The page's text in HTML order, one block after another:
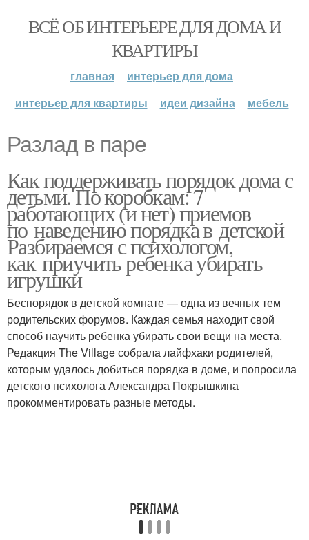
ВСЁ ОБ ИНТЕРЬЕРЕ ДЛЯ ДОМА И
КВАРТИРЫ
главная
интерьер для дома
интерьер для квартиры
идеи дизайна мебель
Разлад в паре
Как поддерживать порядок дома с
детьми. По коробкам: 7
работающих (и нет) приемов
по наведению порядка в детской
Разбираемся с психологом,
как приучить ребенка убирать
игрушки
Беспорядок в детской комнате — одна из вечных тем
родительских форумов. Каждая семья находит свой
способ научить ребенка убирать свои вещи на места.
Редакция The Village собрала лайфхаки родителей,
которым удалось добиться порядка в доме, и попросила
детского психолога Александра Покрышкина
прокомментировать разные методы.